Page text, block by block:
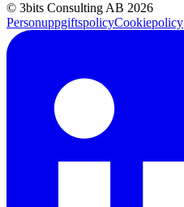
© 3bits Consulting AB 2026
PersonuppgiftspolicyCookiepolicy